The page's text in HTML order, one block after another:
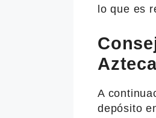
lo que es
A
depósito